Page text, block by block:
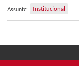
Assunto: Institucional